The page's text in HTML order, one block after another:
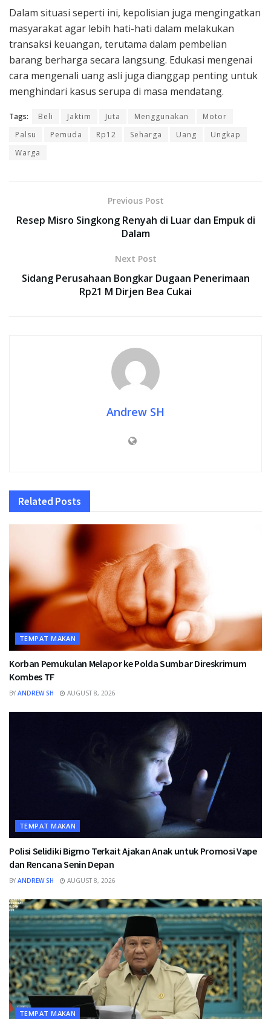
Dalam situasi seperti ini, kepolisian juga mengingatkan
masyarakat agar lebih hati-hati dalam melakukan
transaksi keuangan, terutama dalam pembelian
barang berharga secara langsung. Edukasi mengenai
cara mengenali uang asli juga dianggap penting untuk
menghindari kasus serupa di masa mendatang.
Tags: Beli Jaktim Juta Menggunakan
Motor
Palsu
Pemuda Rp12 Seharga Uang
Ungkap
Warga
Previous Post
Resep Misro Singkong Renyah di Luar dan Empuk di
Dalam
Next Post
Sidang Perusahaan Bongkar Dugaan Penerimaan
Rp21 M Dirjen Bea Cukai
Andrew SH
Related Posts
TEMPAT MAKAN
Korban Pemukulan Melapor ke Polda Sumbar Direskrimum
Kombes TF
BY ANDREW SH AUGUST 8, 2026
TEMPAT MAKAN
Polisi Selidiki Bigmo Terkait Ajakan Anak untuk Promosi Vape
dan Rencana Senin Depan
BY ANDREW SH AUGUST 8, 2026
TEMPAT MAKAN